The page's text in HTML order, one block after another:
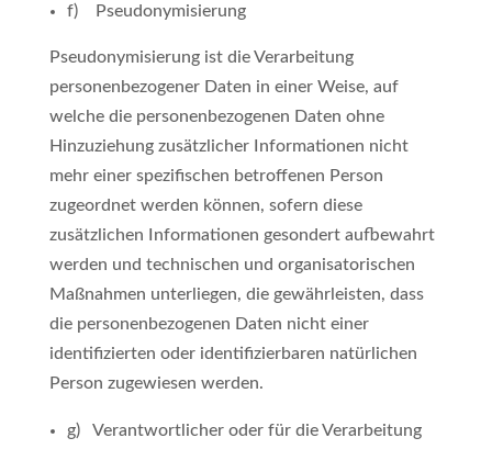
f) Pseudonymisierung
Pseudonymisierung ist die Verarbeitung
personenbezogener Daten in einer Weise, auf
welche die personenbezogenen Daten ohne
Hinzuziehung zusätzlicher Informationen nicht
mehr einer spezifischen betroffenen Person
zugeordnet werden können, sofern diese
zusätzlichen Informationen gesondert aufbewahrt
werden und technischen und organisatorischen
Maßnahmen unterliegen, die gewährleisten, dass
die personenbezogenen Daten nicht einer
identifizierten oder identifizierbaren natürlichen
Person zugewiesen werden.
g) Verantwortlicher oder für die Verarbeitung